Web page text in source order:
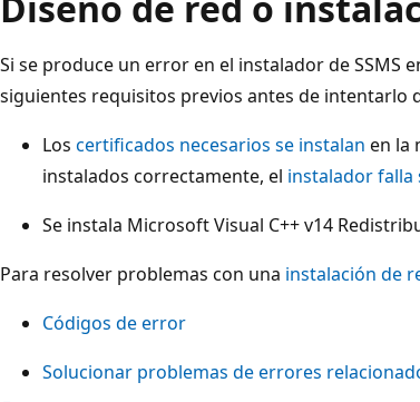
Si se produce un error en el instalador de SSMS
siguientes requisitos previos antes de intentarlo
Los certificados necesarios se instalan en la
instalados correctamente, el instalador falla
Se instala Microsoft Visual C++ v14
Para resolver problemas con una instalación de
Códigos de error
Solucionar problemas de errores